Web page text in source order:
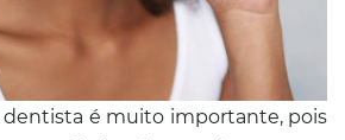
dentista é muito importante, pois